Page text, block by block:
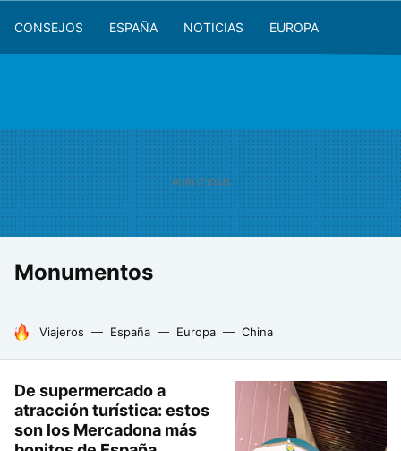
CONSEJOS ESPAÑA NOTICIAS EUROPA
Monumentos
HOY SE HABLA DE
Viajeros España Europa China
De supermercado a
atracción turística: estos
son los Mercadona más